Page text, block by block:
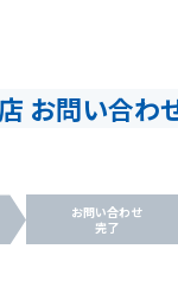
お問い合わ
お問い合わせ
完了